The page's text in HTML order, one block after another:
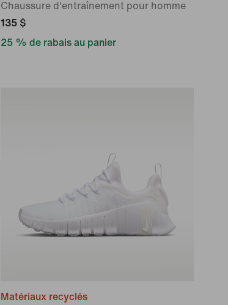
Chaussure d'entraînement pour homme
135 $
25 % de rabais au panier
Matériaux recyclés